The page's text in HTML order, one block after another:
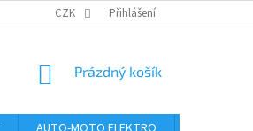
ODSTOUPENÍ OD KUPNÍ SMLOUVY
CZK Přihlášení
NÁKUPNÍ
Prázdný košík